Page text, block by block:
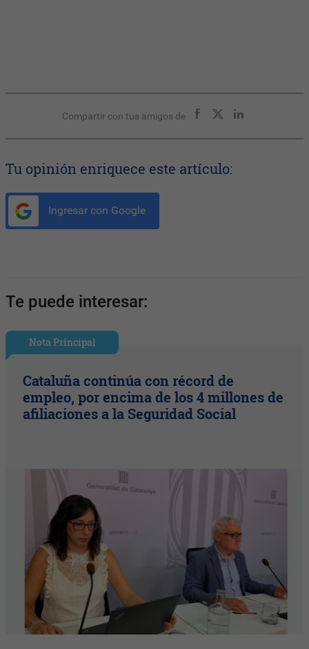
Compartir con tus amigos de
Tu opinión enriquece este artículo:
Ingresar con Google
Te puede interesar:
Nota Principal
Cataluña continúa con récord de
empleo, por encima de los 4 millones de
afiliaciones a la Seguridad Social